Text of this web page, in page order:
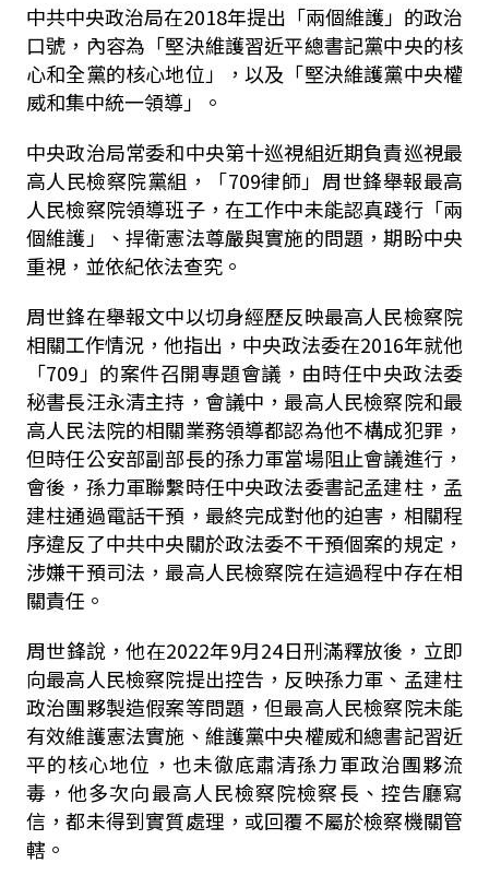
中共中央政治局在2018年提出「兩個維護」的政治
口號，內容為「堅決維護習近平總書記黨中央的核
心和全黨的核心地位」，以及「堅決維護黨中央權
威和集中統一領導」。
中央政治局常委和中央第十巡視組近期負責巡視最
高人民檢察院黨組，「709律師」周世鋒舉報最高
人民檢察院領導班子，在工作中未能認真踐行「兩
個維護」、捍衛憲法尊嚴與實施的問題，期盼中央
重視，並依紀依法查究。
周世鋒在舉報文中以切身經歷反映最高人民檢察院
相關工作情況，他指出，中央政法委在2016年就他
「709」的案件召開專題會議，由時任中央政法委
秘書長汪永清主持，會議中，最高人民檢察院和最
高人民法院的相關業務領導都認為他不構成犯罪，
但時任公安部副部長的孫力軍當場阻止會議進行，
會後，孫力軍聯繫時任中央政法委書記孟建柱，孟
建柱通過電話干預，最終完成對他的迫害，相關程
序違反了中共中央關於政法委不干預個案的規定，
涉嫌干預司法，最高人民檢察院在這過程中存在相
關責任。
周世鋒說，他在2022年9月24日刑滿釋放後，立即
向最高人民檢察院提出控告，反映孫力軍、孟建柱
政治團夥製造假案等問題，但最高人民檢察院未能
有效維護憲法實施、維護黨中央權威和總書記習近
平的核心地位，也未徹底肅清孫力軍政治團夥流
毒，他多次向最高人民檢察院檢察長、控告廳寫
信，都未得到實質處理，或回覆不屬於檢察機關管
轄。